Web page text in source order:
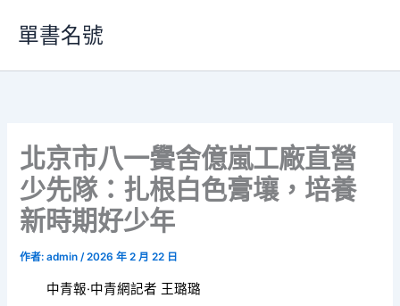
要
單書名號
北京市八一黌舍億嵐工廠直營
少先隊：扎根白色膏壤，培養
新時期好少年
作者:admin/2026 年 2 月 22 日
中青報·中青網記者 王璐璐